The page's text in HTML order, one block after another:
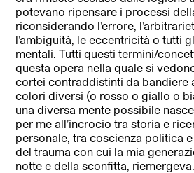
potevano ripensare i processi
riconsiderando l’errore,
l’ambiguità, le eccentricità o tutti
mentali. Tutti questi termini/
questa opera nella quale si
cortei contraddistinti da bandiere
colori diversi (o rosso o giallo o
una diversa mente possibile
per me all’incrocio tra storia e
personale, tra coscienza politica
del trauma con cui la mia
notte e della sconfitta, riemergeva.